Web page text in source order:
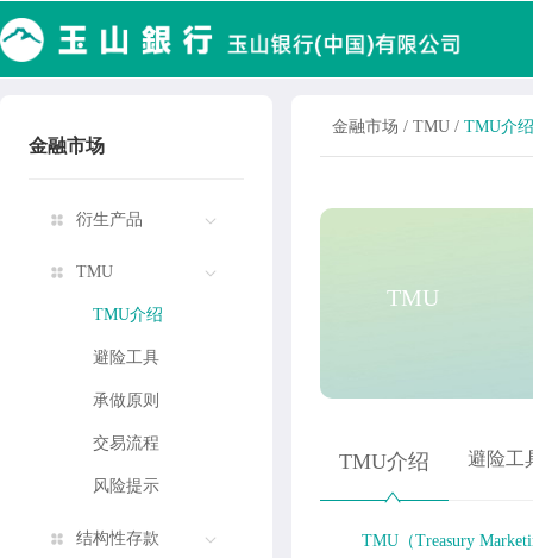
金融市场
衍生产品
TMU
TMU介绍
避险工具
承做原则
交易流程
风险提示
结构性存款
金融市场 / TMU / TMU介
TMU
TMU介绍 避险工
TMU （Treasury